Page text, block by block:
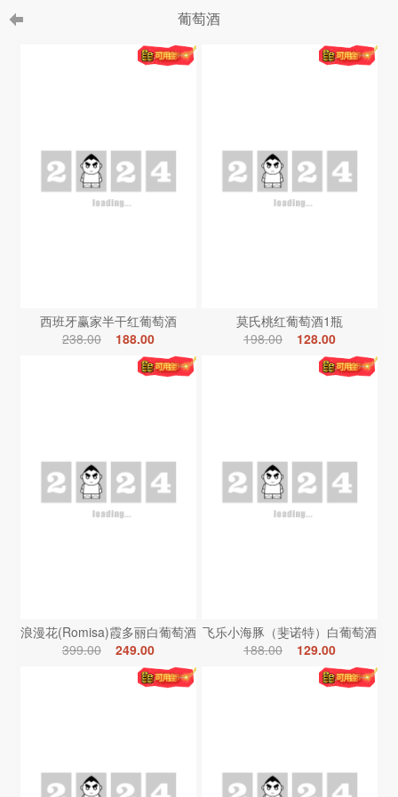
葡萄酒
西班牙赢家半干红葡萄酒
238.00
188.00
莫氏桃红葡萄酒1瓶
198.00
128.00
浪漫花(Romisa)霞多丽白葡萄酒
399.00
249.00
飞乐小海豚（斐诺特）白葡萄酒
188.00
129.00